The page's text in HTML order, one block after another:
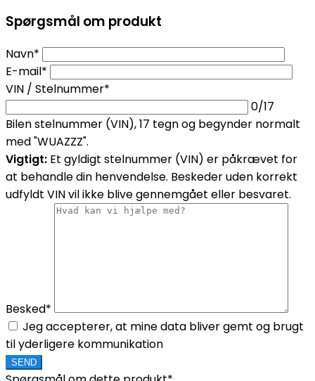
Spørgsmål om produkt
Navn*
E-mail*
VIN / Stelnummer*
0/17
Bilen stelnummer (VIN), 17 tegn og begynder normalt
med "WUAZZZ".
Vigtigt: Et gyldigt stelnummer (VIN) er påkrævet for
at behandle din henvendelse. Beskeder uden korrekt
udfyldt VIN vil ikke blive gennemgået eller besvaret.
Besked*
Jeg accepterer, at mine data bliver gemt og brugt
til yderligere kommunikation